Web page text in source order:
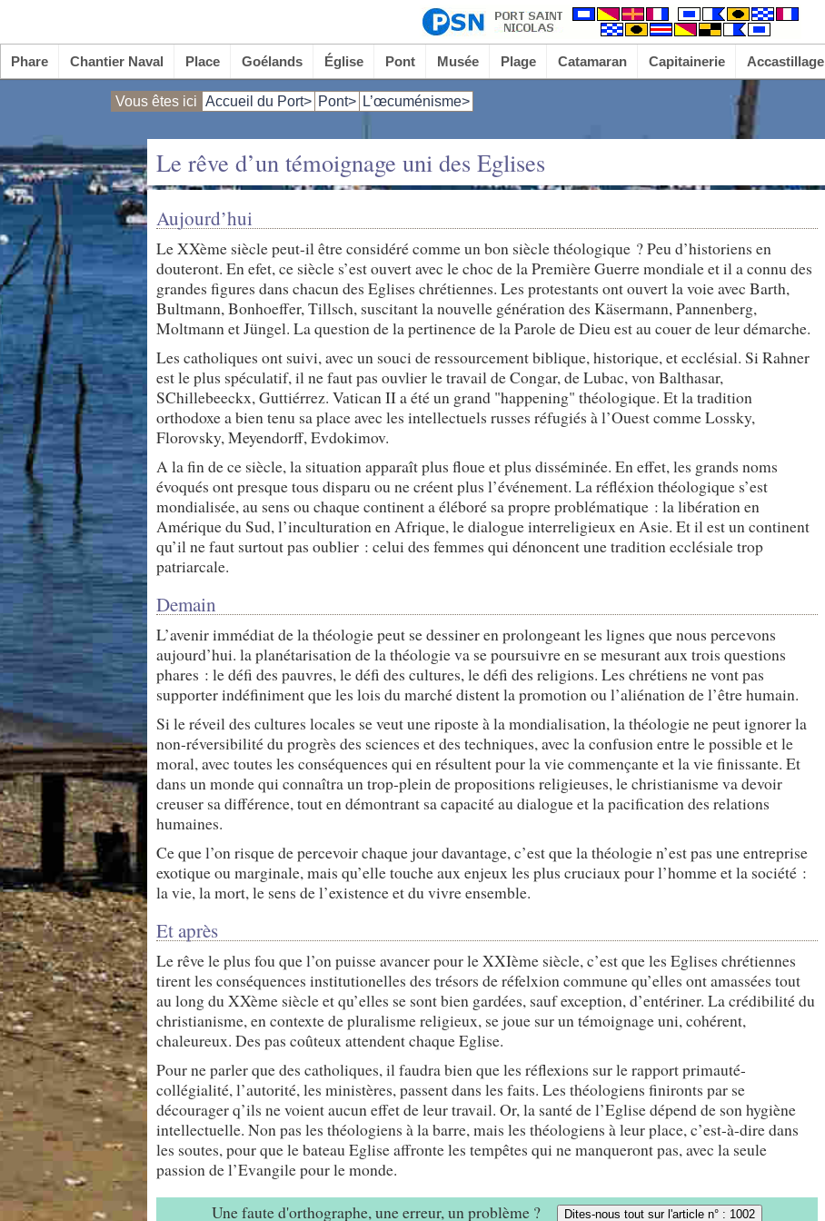
Phare Chantier Naval Place Goélands Église Pont Musée Plage Catamaran Capitainerie Accastillage
Vous êtes ici Accueil du Port> Pont> L’œcuménisme>
Le rêve d’un témoignage uni des Eglises
Aujourd’hui
Le XXème siècle peut-il être considéré comme un bon siècle théologique ? Peu d’historiens en
douteront. En efet, ce siècle s’est ouvert avec le choc de la Première Guerre mondiale et il a connu des
grandes figures dans chacun des Eglises chrétiennes. Les protestants ont ouvert la voie avec Barth,
Bultmann, Bonhoeffer, Tillsch, suscitant la nouvelle génération des Käsermann, Pannenberg,
Moltmann et Jüngel. La question de la pertinence de la Parole de Dieu est au couer de leur démarche.
Les catholiques ont suivi, avec un souci de ressourcement biblique, historique, et ecclésial. Si Rahner
est le plus spéculatif, il ne faut pas ouvlier le travail de Congar, de Lubac, von Balthasar,
SChillebeeckx, Guttiérrez. Vatican II a été un grand "happening" théologique. Et la tradition
orthodoxe a bien tenu sa place avec les intellectuels russes réfugiés à l’Ouest comme Lossky,
Florovsky, Meyendorff, Evdokimov.
A la fin de ce siècle, la situation apparaît plus floue et plus disséminée. En effet, les grands noms
évoqués ont presque tous disparu ou ne créent plus l’événement. La réfléxion théologique s’est
mondialisée, au sens ou chaque continent a éléboré sa propre problématique : la libération en
Amérique du Sud, l’inculturation en Afrique, le dialogue interreligieux en Asie. Et il est un continent
qu’il ne faut surtout pas oublier : celui des femmes qui dénoncent une tradition ecclésiale trop
patriarcale.
Demain
L’avenir immédiat de la théologie peut se dessiner en prolongeant les lignes que nous percevons
aujourd’hui. la planétarisation de la théologie va se poursuivre en se mesurant aux trois questions
phares : le défi des pauvres, le défi des cultures, le défi des religions. Les chrétiens ne vont pas
supporter indéfiniment que les lois du marché distent la promotion ou l’aliénation de l’être humain.
Si le réveil des cultures locales se veut une riposte à la mondialisation, la théologie ne peut ignorer la
non-réversibilité du progrès des sciences et des techniques, avec la confusion entre le possible et le
moral, avec toutes les conséquences qui en résultent pour la vie commençante et la vie finissante. Et
dans un monde qui connaîtra un trop-plein de propositions religieuses, le christianisme va devoir
creuser sa différence, tout en démontrant sa capacité au dialogue et la pacification des relations
humaines.
Ce que l’on risque de percevoir chaque jour davantage, c’est que la théologie n’est pas une entreprise
exotique ou marginale, mais qu’elle touche aux enjeux les plus cruciaux pour l’homme et la société :
la vie, la mort, le sens de l’existence et du vivre ensemble.
Et après
Le rêve le plus fou que l’on puisse avancer pour le XXIème siècle, c’est que les Eglises chrétiennes
tirent les conséquences institutionelles des trésors de réfelxion commune qu’elles ont amassées tout
au long du XXème siècle et qu’elles se sont bien gardées, sauf exception, d’entériner. La crédibilité du
christianisme, en contexte de pluralisme religieux, se joue sur un témoignage uni, cohérent,
chaleureux. Des pas coûteux attendent chaque Eglise.
Pour ne parler que des catholiques, il faudra bien que les réflexions sur le rapport primauté-
collégialité, l’autorité, les ministères, passent dans les faits. Les théologiens finironts par se
décourager q’ils ne voient aucun effet de leur travail. Or, la santé de l’Eglise dépend de son hygiène
intellectuelle. Non pas les théologiens à la barre, mais les théologiens à leur place, c’est-à-dire dans
les soutes, pour que le bateau Eglise affronte les tempêtes qui ne manqueront pas, avec la seule
passion de l’Evangile pour le monde.
Une faute d'orthographe, une erreur, un problème ?
Dites-nous tout sur l'article n° : 1002